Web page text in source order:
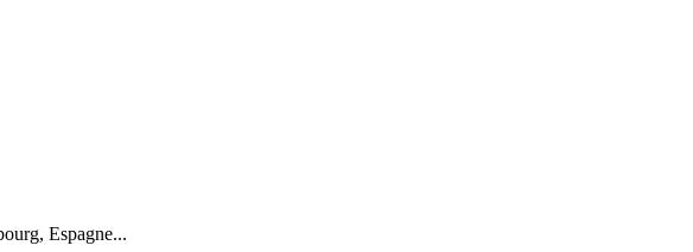
Espagne...